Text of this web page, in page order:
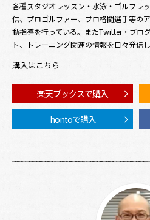
各種スタジオレッスン・水泳・ゴルフレ
供、プロゴルファー、プロ格闘選手等の
動指導を行っている。またTwitter・ブロ
ト、トレーニング関連の情報を日々発信し
購入はこちら
楽天ブックスで購入
hontoで購入